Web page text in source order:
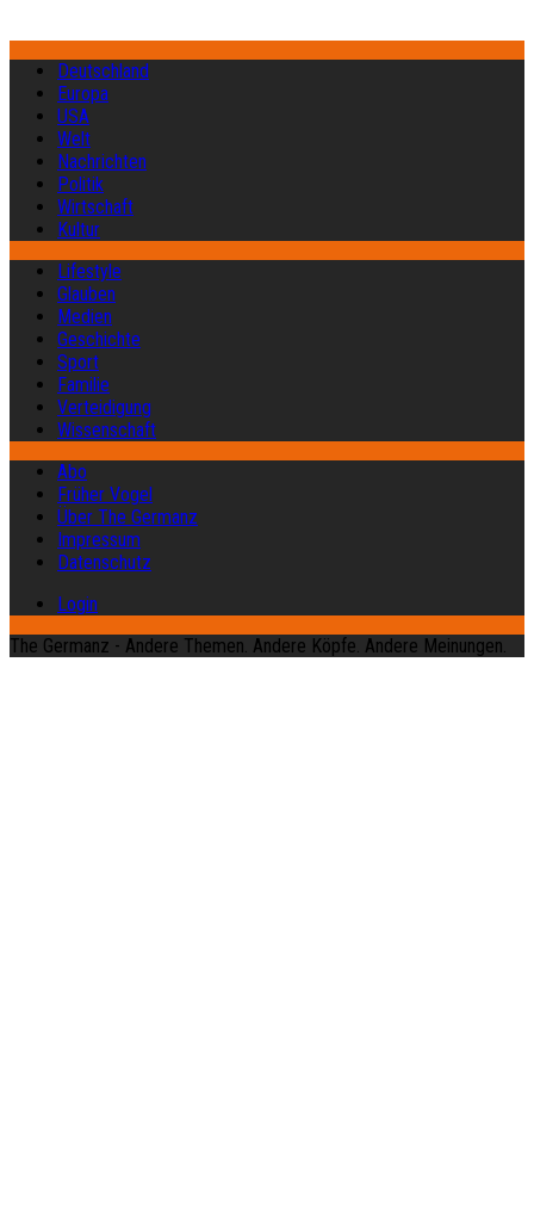
Deutschland
Europa
USA
Welt
Nachrichten
Politik
Wirtschaft
Kultur
Lifestyle
Glauben
Medien
Geschichte
Sport
Familie
Verteidigung
Wissenschaft
Abo
Früher Vogel
Über The Germanz
Impressum
Datenschutz
Login
The Germanz - Andere Themen. Andere Köpfe. Andere Meinungen.